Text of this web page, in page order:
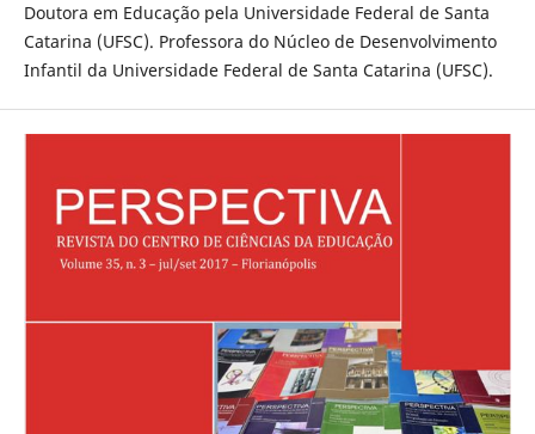
Doutora em Educação pela Universidade Federal de Santa
Catarina (UFSC). Professora do Núcleo de Desenvolvimento
Infantil da Universidade Federal de Santa Catarina (UFSC).